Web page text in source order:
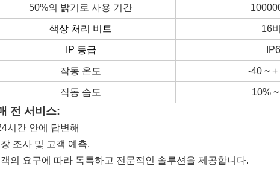
50%의 밝기로 사용 기간
색상 처리 비트 16
IP 등급
작동 온도 -40 ~ +
작동 습도 10%
전 서비스:
시간 안에 답변해
조사 및 고객 예측.
의 요구에 따라 독특하고 전문적인 솔루션을 제공합니다.